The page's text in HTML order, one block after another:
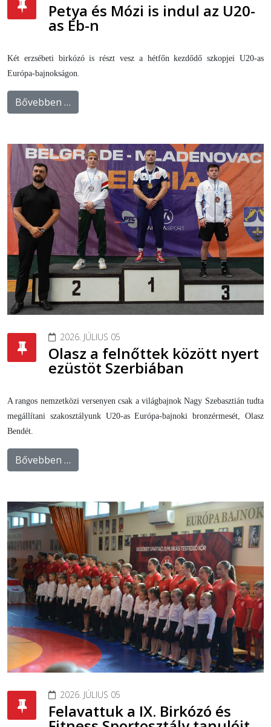
Petya és Mózi is indul az U20-
as Eb-n
Két erzsébeti birkózó is részt vesz a hétfőn kezdődő szkopjei U20-as
Európa-bajnokságon.
Bővebben …
2026. JÚLIUS 05
Olasz a felnőttek között nyert
ezüstöt Szerbiában
A rangos nemzetközi versenyen csak a világbajnok Nagy Szebasztián tudta
megállítani szakosztályunk U20-as Európa-bajnoki bronzérmesét, Olasz
Bendét.
Bővebben …
2026. JÚLIUS 05
Felavattuk a IX. Birkózó és